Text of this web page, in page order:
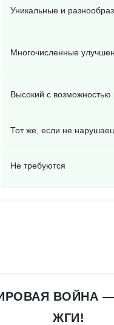
Уникальные и
Многочисленные
Высокий с возможностью
Тот же, если не
Не требуются
ВОЙНА
ЖГИ!